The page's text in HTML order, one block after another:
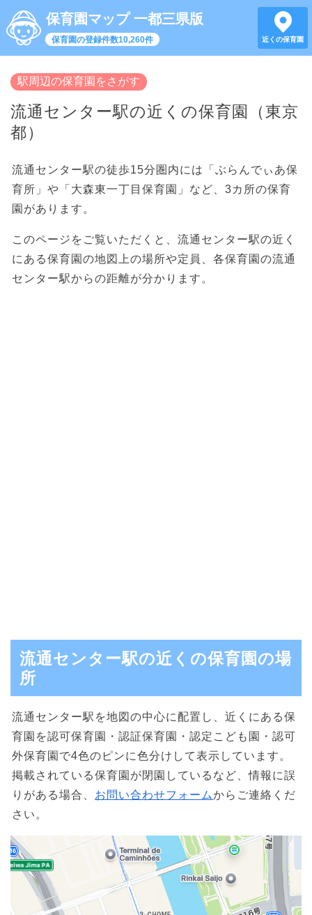
保育園マップ 一都三県版
保育園の登録件数10,260件 近くの保育園
駅周辺の保育園をさがす
流通センター駅の近くの保育園（東京
都）
流通センター駅の徒歩15分圏内には「ぶらんでぃあ保
育所」や「大森東一丁目保育園」など、3カ所の保育
園があります。
このページをご覧いただくと、流通センター駅の近く
にある保育園の地図上の場所や定員、各保育園の流通
センター駅からの距離が分かります。
流通センター駅の近くの保育園の場
所
流通センター駅を地図の中心に配置し、近くにある保
育園を認可保育園・認証保育園・認定こども園・認可
外保育園で4色のピンに色分けして表示しています。
掲載されている保育園が閉園しているなど、情報に誤
りがある場合、 お問い合わせフォームからご連絡くだ
さい。